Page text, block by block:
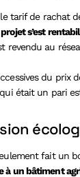
le tarif de rachat
s’est
revendu au
du prix
qui était un pari
fait un
à un bâtiment